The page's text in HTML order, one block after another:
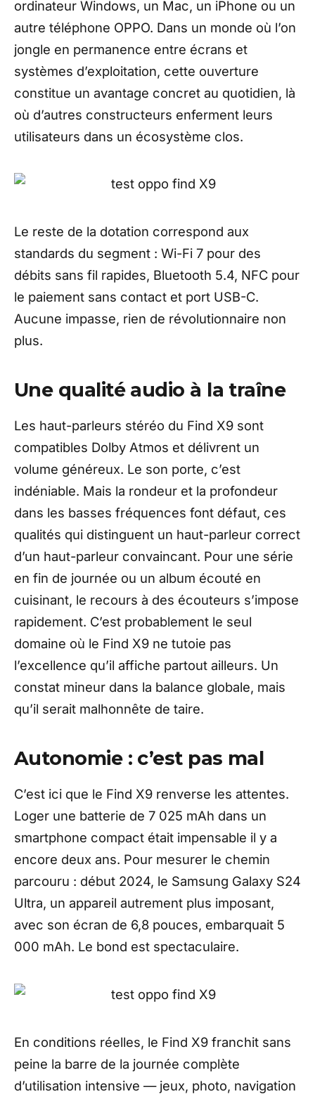
ordinateur Windows, un Mac, un iPhone ou un
autre téléphone OPPO. Dans un monde où l’on
jongle en permanence entre écrans et
systèmes d’exploitation, cette ouverture
constitue un avantage concret au quotidien, là
où d’autres constructeurs enferment leurs
utilisateurs dans un écosystème clos.
Le reste de la dotation correspond aux
standards du segment : Wi-Fi 7 pour des
débits sans fil rapides, Bluetooth 5.4, NFC pour
le paiement sans contact et port USB-C.
Aucune impasse, rien de révolutionnaire non
plus.
Une qualité audio à la traîne
Les haut-parleurs stéréo du Find X9 sont
compatibles Dolby Atmos et délivrent un
volume généreux. Le son porte, c’est
indéniable. Mais la rondeur et la profondeur
dans les basses fréquences font défaut, ces
qualités qui distinguent un haut-parleur correct
d’un haut-parleur convaincant. Pour une série
en fin de journée ou un album écouté en
cuisinant, le recours à des écouteurs s’impose
rapidement. C’est probablement le seul
domaine où le Find X9 ne tutoie pas
l’excellence qu’il affiche partout ailleurs. Un
constat mineur dans la balance globale, mais
qu’il serait malhonnête de taire.
Autonomie : c’est pas mal
C’est ici que le Find X9 renverse les attentes.
Loger une batterie de 7 025 mAh dans un
smartphone compact était impensable il y a
encore deux ans. Pour mesurer le chemin
parcouru : début 2024, le Samsung Galaxy S24
Ultra, un appareil autrement plus imposant,
avec son écran de 6,8 pouces, embarquait 5
000 mAh. Le bond est spectaculaire.
En conditions réelles, le Find X9 franchit sans
peine la barre de la journée complète
d’utilisation intensive — jeux, photo, navigation